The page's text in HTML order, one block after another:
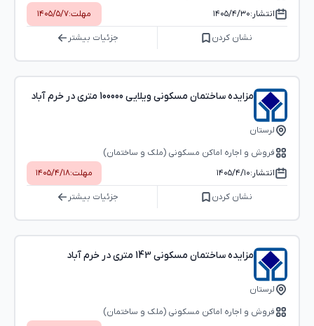
انتشار:۱۴۰۵/۴/۳۰ مهلت:۱۴۰۵/۵/۷
نشان کردن جزئیات بیشتر
مزایده ساختمان مسکونی ویلایی 100000 متری در خرم آباد
لرستان
فروش و اجاره اماکن مسکونی (ملک و ساختمان)
انتشار:۱۴۰۵/۴/۱۰ مهلت:۱۴۰۵/۴/۱۸
نشان کردن جزئیات بیشتر
مزایده ساختمان مسکونی 143 متری در خرم آباد
لرستان
فروش و اجاره اماکن مسکونی (ملک و ساختمان)